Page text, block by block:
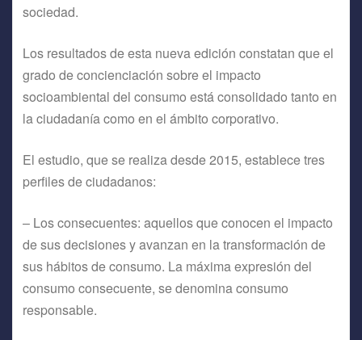
sociedad.
Los resultados de esta nueva edición constatan que el
grado de concienciación sobre el impacto
socioambiental del consumo está consolidado tanto en
la ciudadanía como en el ámbito corporativo.
El estudio, que se realiza desde 2015, establece tres
perfiles de ciudadanos:
– Los consecuentes: aquellos que conocen el impacto
de sus decisiones y avanzan en la transformación de
sus hábitos de consumo. La máxima expresión del
consumo consecuente, se denomina consumo
responsable.